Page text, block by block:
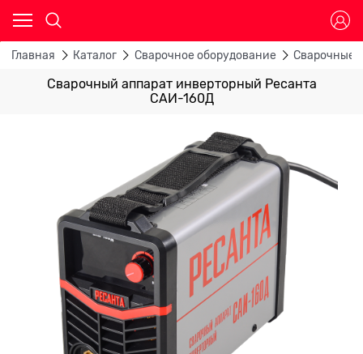
Главная Каталог Сварочное оборудование Сварочные
Сварочный аппарат инверторный Ресанта
САИ-160Д